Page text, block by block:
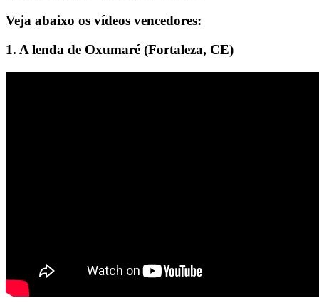
Veja abaixo os vídeos vencedores:
1. A lenda de Oxumaré (Fortaleza, CE)